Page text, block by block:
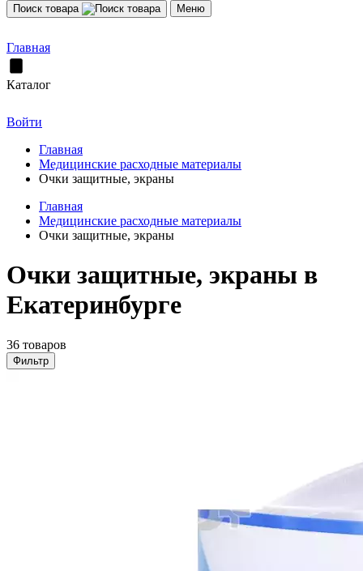
Поиск товара Меню
Главная
Каталог
Войти
Главная
Медицинские расходные материалы
Очки защитные, экраны
Главная
Медицинские расходные материалы
Очки защитные, экраны
Очки защитные, экраны в
Екатеринбурге
36 товаров
Фильтр